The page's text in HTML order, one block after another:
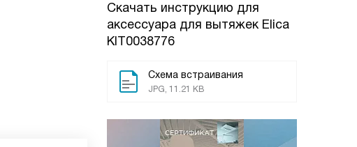
Скачать инструкцию для
аксессуара для вытяжек Elica
KIT0038776
Схема встраивания
JPG, 11.21 KB